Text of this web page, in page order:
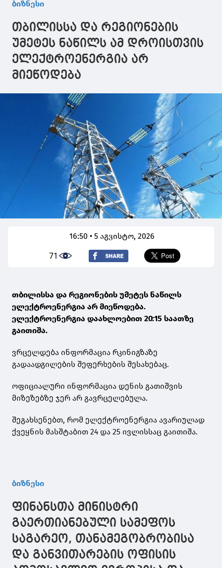
სექტორი ბოლო
განმავლობაში
ითხოვდა
ბიზნესი
თბილისსა და რეგიონების
უმეტეს ნაწილს ამ დროისთვის
ელექტროენერგია არ
მიეწოდება
16:50 • 5 აგვისტო, 2026
71
თბილისსა და რეგიონების უმეტეს ნაწილს
ელექტროენერგია არ მიეწოდება.
ელექტროენერგია დაახლოებით 20:15 საათზე
გაითიშა.
ვრცელდება ინფორმაცია რკინიგზაზე
გადაადგილების შეფერხების შესახებაც.
ოფიციალური ინფორმაცია დენის გათიშვის
მიზეზებზე ჯერ არ გავრცელებულა.
შეგახსენებთ, რომ ელექტროენერგია ავარიულად
ქვეყნის მასშტაბით 24 და 25 ივლისსაც გაითიშა.
ბიზნესი
ფინანსთა მინისტრი
გაერთიანებული სამეფოს
საგარეო, თანამეგობრობისა
და განვითარების ოფისის